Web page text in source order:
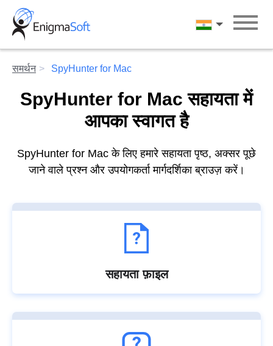
Skip
content
हिन्दी
समर्थन SpyHunter for Mac
SpyHunter for Mac सहायता में
आपका स्वागत है
SpyHunter for Mac के लिए हमारे सहायता पृष्ठ, अक्सर पूछे
जाने वाले प्रश्न और उपयोगकर्ता मार्गदर्शिका ब्राउज़ करें।
सहायता फ़ाइल